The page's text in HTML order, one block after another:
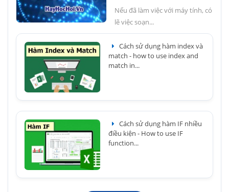
Nếu đã làm việc với máy tính, có
lẽ việc soạn...
Cách sử dụng hàm index và
match - how to use index and
match in...
Cách sử dụng hàm IF nhiều
điều kiện - How to use IF
function...